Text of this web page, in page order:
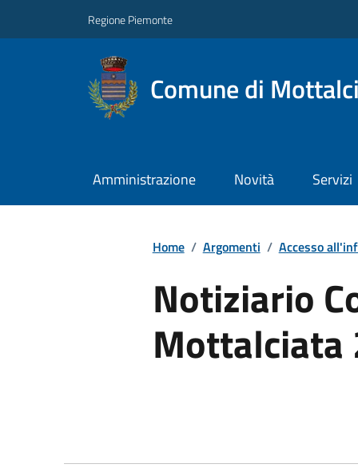
Regione Piemonte
Comune di
Amministrazione Novità Servizi
Home / Argomenti / Accesso
Notiziario
Mottalciata